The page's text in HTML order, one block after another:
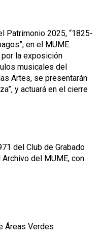
Patrimonio 2025, “1825-
en el MUME.
la exposición
musicales del
Artes, se presentarán
y actuará en el cierre
del Club de Grabado
del MUME, con
Áreas Verdes